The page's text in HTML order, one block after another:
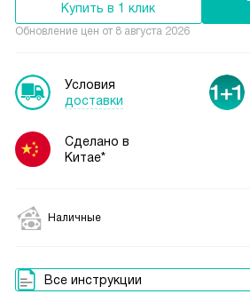
Купить в 1 клик
Обновление цен от 8 августа 2026
Условия
доставки
Сделано в
Китае*
Наличные
Все инструкции